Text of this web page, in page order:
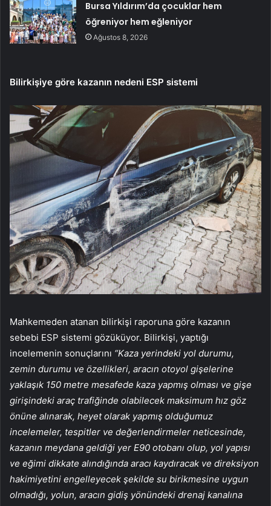
Bursa Yıldırım’da çocuklar hem
öğreniyor hem eğleniyor
Ağustos 8, 2026
Bilirkişiye göre kazanın nedeni ESP sistemi
Mahkemeden atanan bilirkişi raporuna göre kazanın
sebebi ESP sistemi gözüküyor. Bilirkişi, yaptığı
incelemenin sonuçlarını “Kaza yerindeki yol durumu,
zemin durumu ve özellikleri, aracın otoyol gişelerine
yaklaşık 150 metre mesafede kaza yapmış olması ve gişe
girişindeki araç trafiğinde olabilecek maksimum hız göz
önüne alınarak, heyet olarak yapmış olduğumuz
incelemeler, tespitler ve değerlendirmeler neticesinde,
kazanın meydana geldiği yer E90 otobanı olup, yol yapısı
ve eğimi dikkate alındığında aracı kaydıracak ve direksiyon
hakimiyetini engelleyecek şekilde su birikmesine uygun
olmadığı, yolun, aracın gidiş yönündeki drenaj kanalına